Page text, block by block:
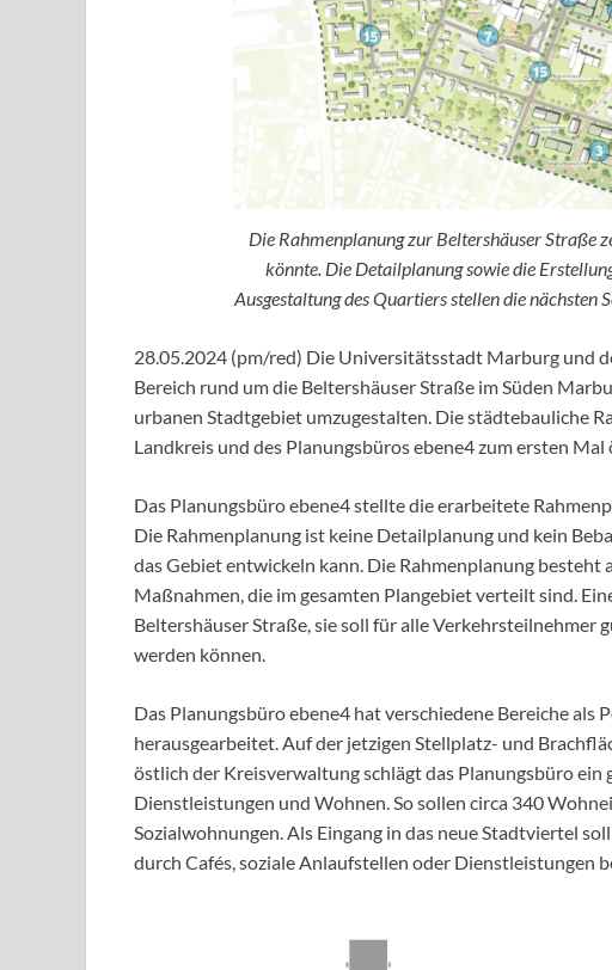
Die Rahmenplanung zur Beltershäuser Straße
könnte. Die Detailplanung sowie die
Ausgestaltung des Quartiers stellen die nächsten
28.05.2024 (pm/red) Die Universitätsstadt Marburg und
Bereich rund um die Beltershäuser Straße im Süden
urbanen Stadtgebiet umzugestalten. Die städtebauliche
Landkreis und des Planungsbüros ebene4 zum ersten
Das Planungsbüro ebene4 stellte die erarbeitete
Die Rahmenplanung ist keine Detailplanung und kein
das Gebiet entwickeln kann. Die Rahmenplanung besteht
Maßnahmen, die im gesamten Plangebiet verteilt sind.
Beltershäuser Straße, sie soll für alle
werden können.
Das Planungsbüro ebene4 hat verschiedene Bereiche
herausgearbeitet. Auf der jetzigen Stellplatz- und
östlich der Kreisverwaltung schlägt das Planungsbüro
Dienstleistungen und Wohnen. So sollen circa 340
Sozialwohnungen. Als Eingang in das neue Stadtviertel
durch Cafés, soziale Anlaufstellen oder Dienstleistungen